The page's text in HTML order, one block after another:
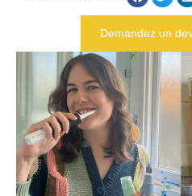
Demandez un